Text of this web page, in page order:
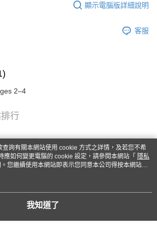
顯示電腦版詳細說明
客服
2–4
行
詢有關本網站使用 cookie 方式之詳情，及若您不希
應如何變更電腦的 cookie 設定，請參閱本網站「 隱私
您繼續使用本網站即表示您同意本公司得按本網站使
cookie。
我知道了